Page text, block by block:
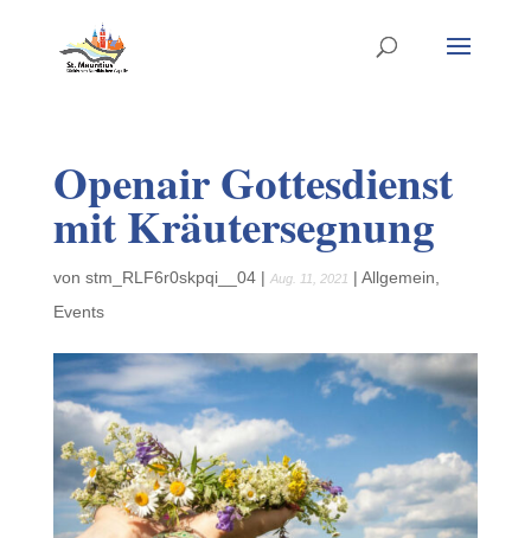
Openair Gottesdienst
mit Kräutersegnung
von stm_RLF6r0skpqi__04| Aug. 11, 2021 | Allgemein
Events